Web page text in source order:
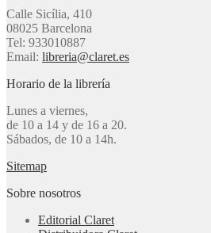
Calle Sicília, 410
08025 Barcelona
Tel: 933010887
Email: libreria@claret.es
Horario de la librería
Lunes a viernes,
de 10 a 14 y de 16 a 20.
Sábados, de 10 a 14h.
Sitemap
Sobre nosotros
Editorial Claret